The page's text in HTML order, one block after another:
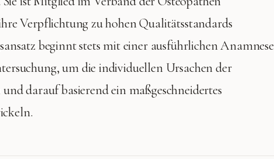
Verpflichtung zu hohen Qualitätsstandards
beginnt stets mit einer ausführlichen Anamnese
um die individuellen Ursachen der
darauf basierend ein maßgeschneidertes